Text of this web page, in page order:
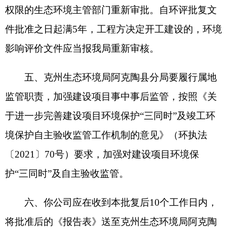
新公网安备65300102000007号 新ICP备2022000247号
政府网站标识码：6530000002 法律声明 关于我们